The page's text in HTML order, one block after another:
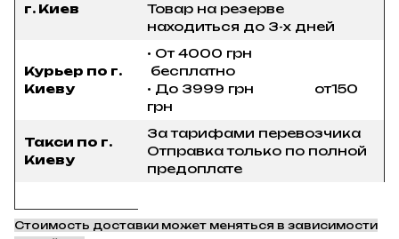
г. Киев
Товар на резерве
находиться до 3-х дней
Курьер по г.
Киеву
• От 4000 грн
бесплатно
• До 3999 грн от150
грн
Такси по г.
Киеву
За тарифами перевозчика
Отправка только по полной
предоплате
Стоимость доставки может меняться в зависимости